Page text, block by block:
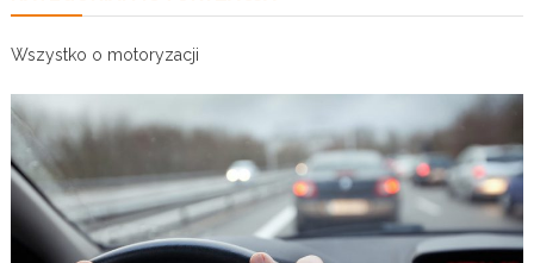
Wszystko o motoryzacji